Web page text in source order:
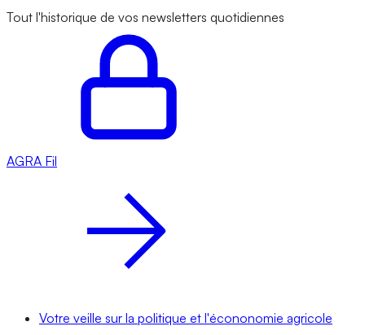
Tout l'historique de vos newsletters quotidiennes
AGRA Fil
Votre veille sur la politique et l'écononomie agricole